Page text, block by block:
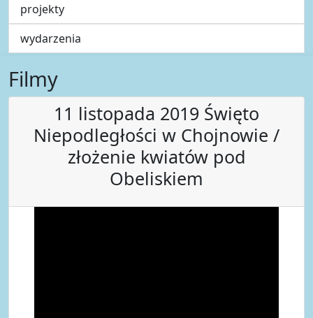
projekty
wydarzenia
Filmy
11 listopada 2019 Święto
Niepodległości w Chojnowie /
złożenie kwiatów pod
Obeliskiem